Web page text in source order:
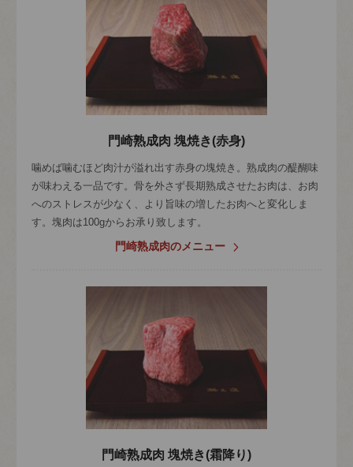
門崎熟成肉 塊焼き(赤身)
噛めば噛むほど肉汁が溢れ出す赤身の塊焼き。熟成肉の醍醐味
が味わえる一品です。骨を外さず長期熟成させたお肉は、お肉
へのストレスが少なく、より旨味の増したお肉へと変化しま
す。塊肉は100gからお承り致します。
門崎熟成肉のメニュー
門崎熟成肉 塊焼き(霜降り)